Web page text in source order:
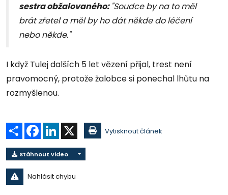
sestra obžalovaného: "Soudce by na to měl
brát zřetel a měl by ho dát někde do léčení
nebo někde."
I když Tulej dalších 5 let vězení přijal, trest není
pravomocný, protože žalobce si ponechal lhůtu na
rozmyšlenou.
Sdílet Facebook
LinkedIn Vytisknout článek
Stáhnout video
Nahlásit chybu